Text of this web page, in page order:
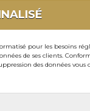
pour les besoins
de ses clients.
des données vous